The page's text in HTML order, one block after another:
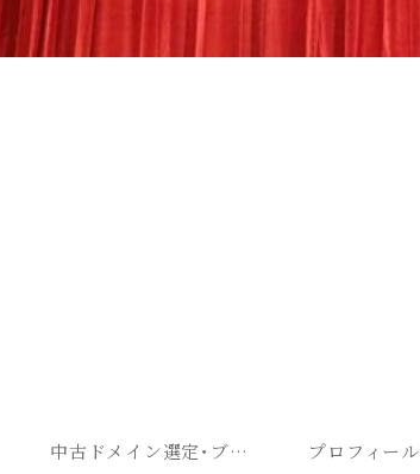
中古ドメイン選定･ブログ開設後最短での収益化戦略 プロフィール